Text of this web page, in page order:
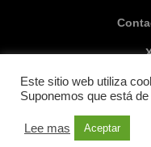
Este sitio web utiliza
Suponemos que está
Lee mas Aceptar